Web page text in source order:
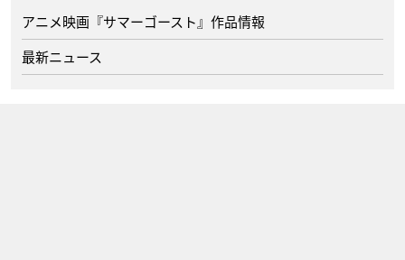
アニメ映画『サマーゴースト』作品情報
最新ニュース